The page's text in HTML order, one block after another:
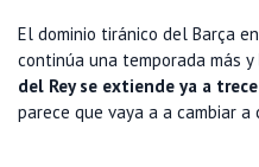
El dominio tiránico del Barça
continúa una temporada más y
del Rey se extiende ya a
parece que vaya a a cambiar a